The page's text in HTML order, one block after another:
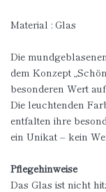
Material : Glas
Die
dem Konzept
besonderen Wert
Die leuchtenden
entfalten ihre
ein Unikat – kein
Pflegehinweise
Das Glas ist nicht